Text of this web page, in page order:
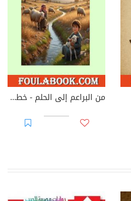
من البراعم إلى الحلم - خطوات النجاح الأولى